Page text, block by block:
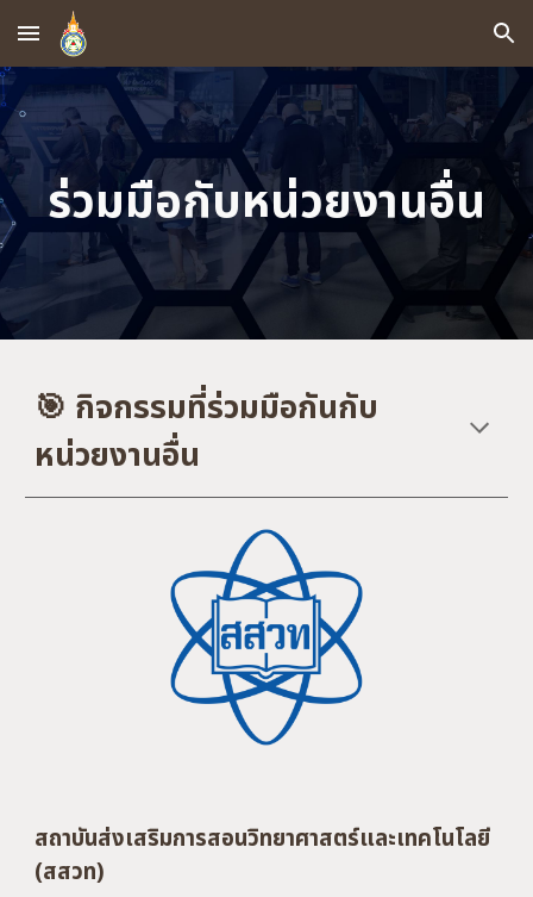
Skip to main content Skip to navigation
ร่วมมือกับหน่วยงานอื่น
🎯 กิจกรรมที่ร่วมมือกันกับ
หน่วยงานอื่น
สถาบันส่งเสริมการสอนวิทยาศาสตร์และเทคโนโลยี
(สสวท)